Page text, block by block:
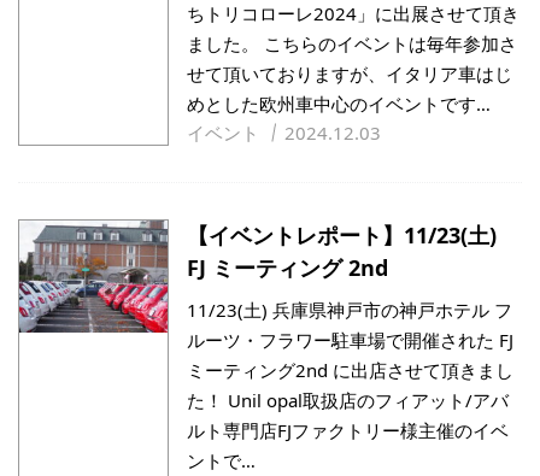
ちトリコローレ2024」に出展させて頂き
ました。 こちらのイベントは毎年参加さ
せて頂いておりますが、イタリア車はじ
めとした欧州車中心のイベントです…
イベント
2024.12.03
【イベントレポート】11/23(土)
FJ ミーティング 2nd
11/23(土) 兵庫県神戸市の神戸ホテル フ
ルーツ・フラワー駐車場で開催された FJ
ミーティング2nd に出店させて頂きまし
た！ Unil opal取扱店のフィアット/アバ
ルト専門店FJファクトリー様主催のイベ
ントで…